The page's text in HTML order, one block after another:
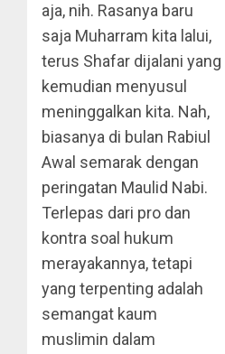
aja, nih. Rasanya baru
saja Muharram kita lalui,
terus Shafar dijalani yang
kemudian menyusul
meninggalkan kita. Nah,
biasanya di bulan Rabiul
Awal semarak dengan
peringatan Maulid Nabi.
Terlepas dari pro dan
kontra soal hukum
merayakannya, tetapi
yang terpenting adalah
semangat kaum
muslimin dalam